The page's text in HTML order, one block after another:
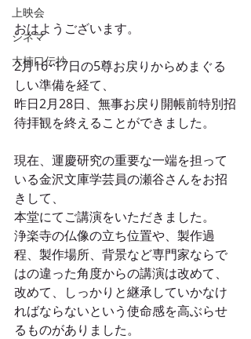
上映会
シネマ
大楠口伝抄
おはようございます。
2月16･17日の5尊お戻りからめまぐる
しい準備を経て、
昨日2月28日、無事お戻り開帳前特別招
待拝観を終えることができました。
現在、運慶研究の重要な一端を担って
いる金沢文庫学芸員の瀬谷さんをお招
きして、
本堂にてご講演をいただきました。
浄楽寺の仏像の立ち位置や、製作過
程、製作場所、背景など専門家ならで
はの違った角度からの講演は改めて、
改めて、しっかりと継承していかなけ
ればならないという使命感を高ぶらせ
るものがありました。